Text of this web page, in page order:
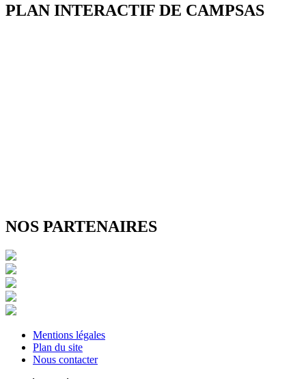
PLAN INTERACTIF DE CAMPSAS
NOS PARTENAIRES
Mentions légales
Plan du site
Nous contacter